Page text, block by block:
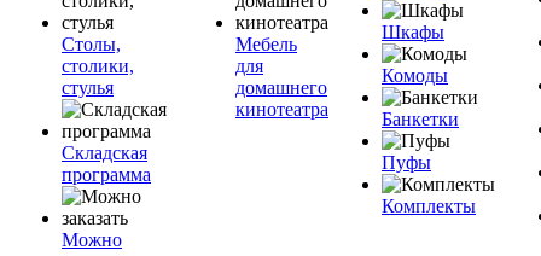
Столы,
столики,
стулья
Складская
программа
Можно
Мебель
для
домашнего
кинотеатра
Шкафы
Комоды
Банкетки
Пуфы
Комплекты